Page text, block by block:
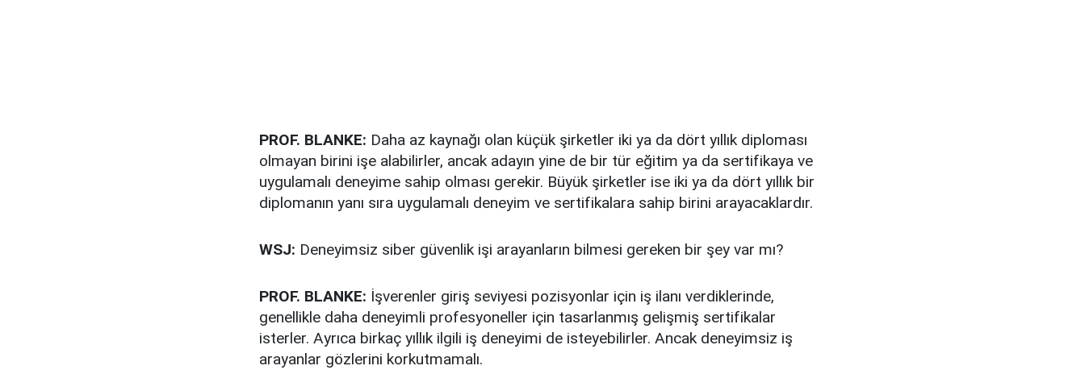
PROF. BLANKE: Daha az kaynağı olan küçük şirketler iki ya da dört yıllık diploması
olmayan birini işe alabilirler, ancak adayın yine de bir tür eğitim ya da sertifikaya ve
uygulamalı deneyime sahip olması gerekir. Büyük şirketler ise iki ya da dört yıllık bir
diplomanın yanı sıra uygulamalı deneyim ve sertifikalara sahip birini arayacaklardır.
WSJ: Deneyimsiz siber güvenlik işi arayanların bilmesi gereken bir şey var mı?
PROF. BLANKE: İşverenler giriş seviyesi pozisyonlar için iş ilanı verdiklerinde,
genellikle daha deneyimli profesyoneller için tasarlanmış gelişmiş sertifikalar
isterler. Ayrıca birkaç yıllık ilgili iş deneyimi de isteyebilirler. Ancak deneyimsiz iş
arayanlar gözlerini korkutmamalı.